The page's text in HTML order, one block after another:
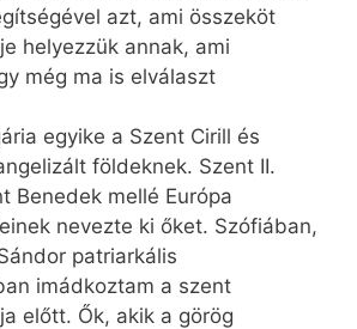
azt, ami összeköt
helyezzük annak, ami
még ma is elválaszt
egyike a Szent Cirill és
földeknek. Szent II.
Benedek mellé Európa
nevezte ki őket. Szófiában,
patriarkális
imádkoztam a szent
előtt. Ők, akik a görög